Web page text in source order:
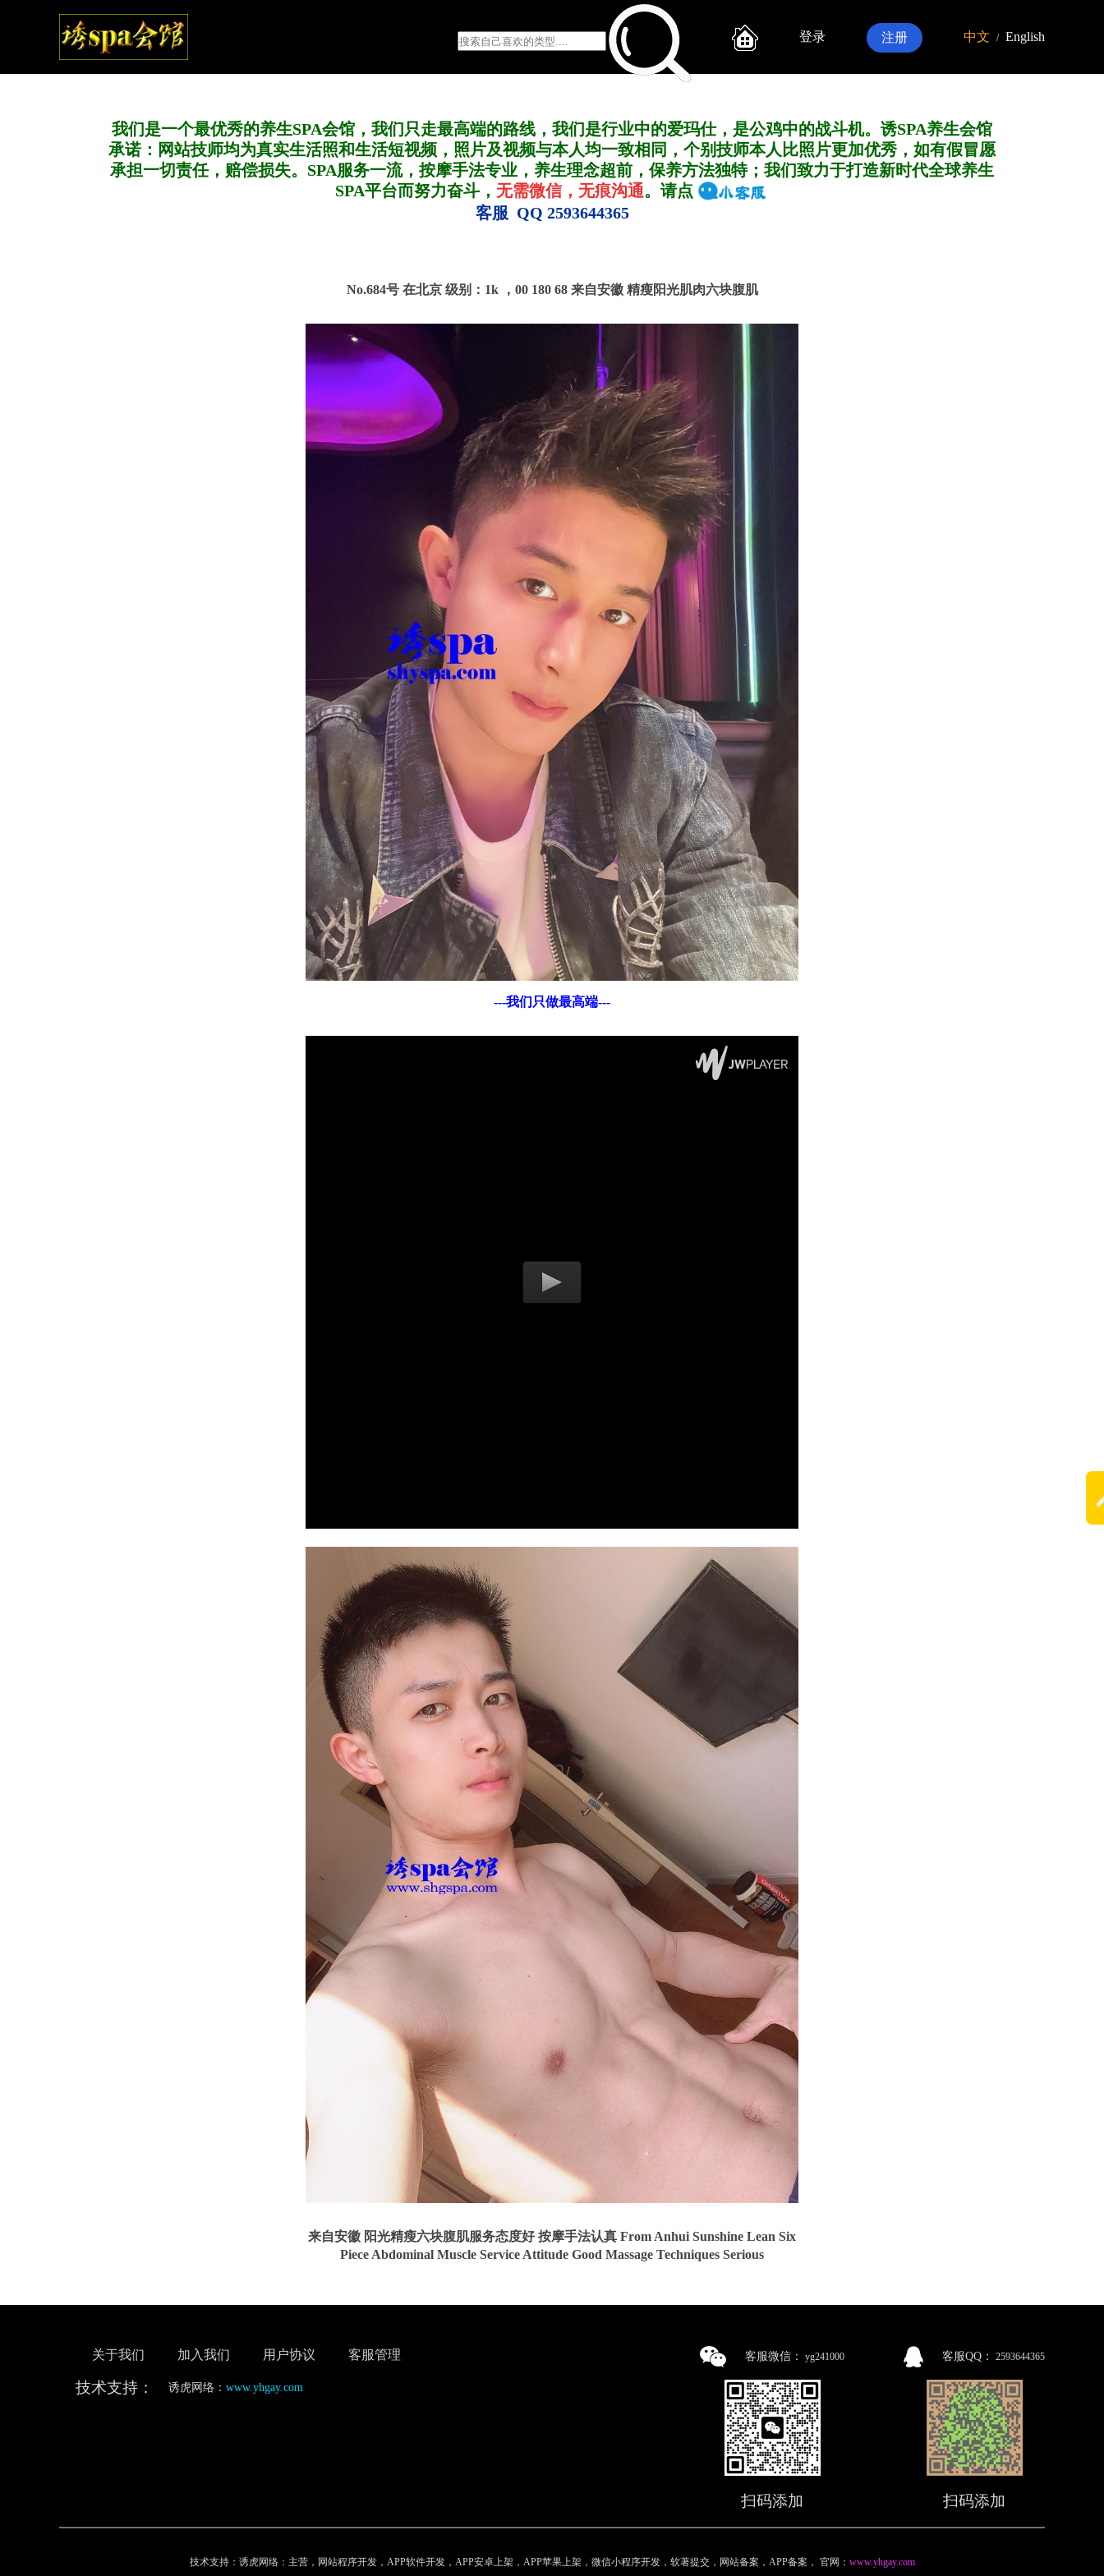
登录 注册 中文 / English
我们是一个最优秀的养生SPA会馆，我们只走最高端的路线，我们是行业中的爱玛仕，是公鸡中的战斗机。诱SPA养生会馆
承诺：网站技师均为真实生活照和生活短视频，照片及视频与本人均一致相同，个别技师本人比照片更加优秀，如有假冒愿
承担一切责任，赔偿损失。SPA服务一流，按摩手法专业，养生理念超前，保养方法独特；我们致力于打造新时代全球养生
SPA平台而努力奋斗， 无需微信，无痕沟通。请点
客服 QQ 2593644365
No.684号 在北京 级别：1k ， 00 180 68 来自安徽 精瘦阳光肌肉六块腹肌
---我们只做最高端---
来自安徽 阳光精瘦六块腹肌服务态度好 按摩手法认真 From Anhui Sunshine Lean Six
Piece Abdominal Muscle Service Attitude Good Massage Techniques Serious
关于我们 加入我们 用户协议 客服管理
技术支持： 诱虎网络： www.yhgay.com
客服微信： yg241000
扫码添加
客服QQ： 2593644365
扫码添加
技术支持：诱虎网络：主营，网站程序开发，APP软件开发，APP安卓上架，APP苹果上架，微信小程序开发，软著提交，网站备案，APP备案 ， 官网： www.yhgay.com